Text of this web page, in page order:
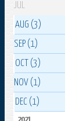
JUL
AUG (3)
SEP (1)
OCT (3)
NOV (1)
DEC (1)